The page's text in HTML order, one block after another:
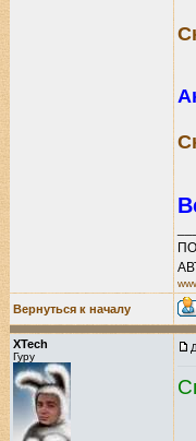
Вернуться к началу
XTech
Гуру